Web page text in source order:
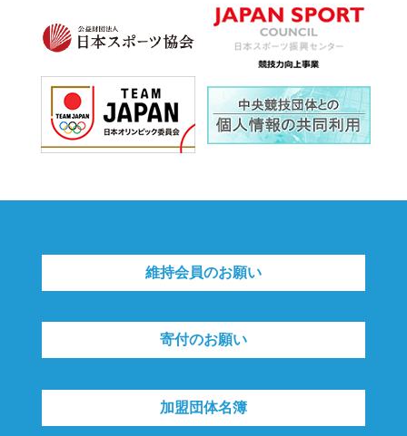
維持会員のお願い
寄付のお願い
加盟団体名簿